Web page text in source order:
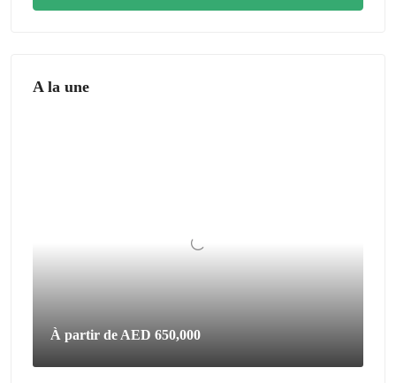
A la une
À partir de AED 650,000